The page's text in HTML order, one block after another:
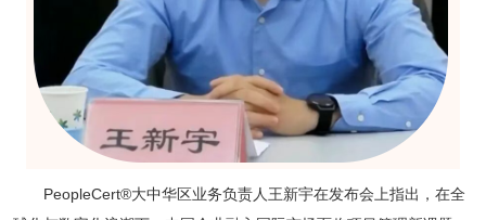
PeopleCert®大中华区业务负责人王新宇在发布会上指出，在全